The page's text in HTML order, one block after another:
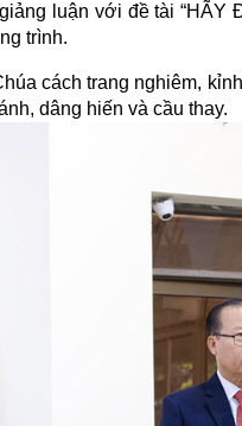
luận với đề tài “HÃY
trình.
cách trang nghiêm,
dâng hiến và cầu thay.